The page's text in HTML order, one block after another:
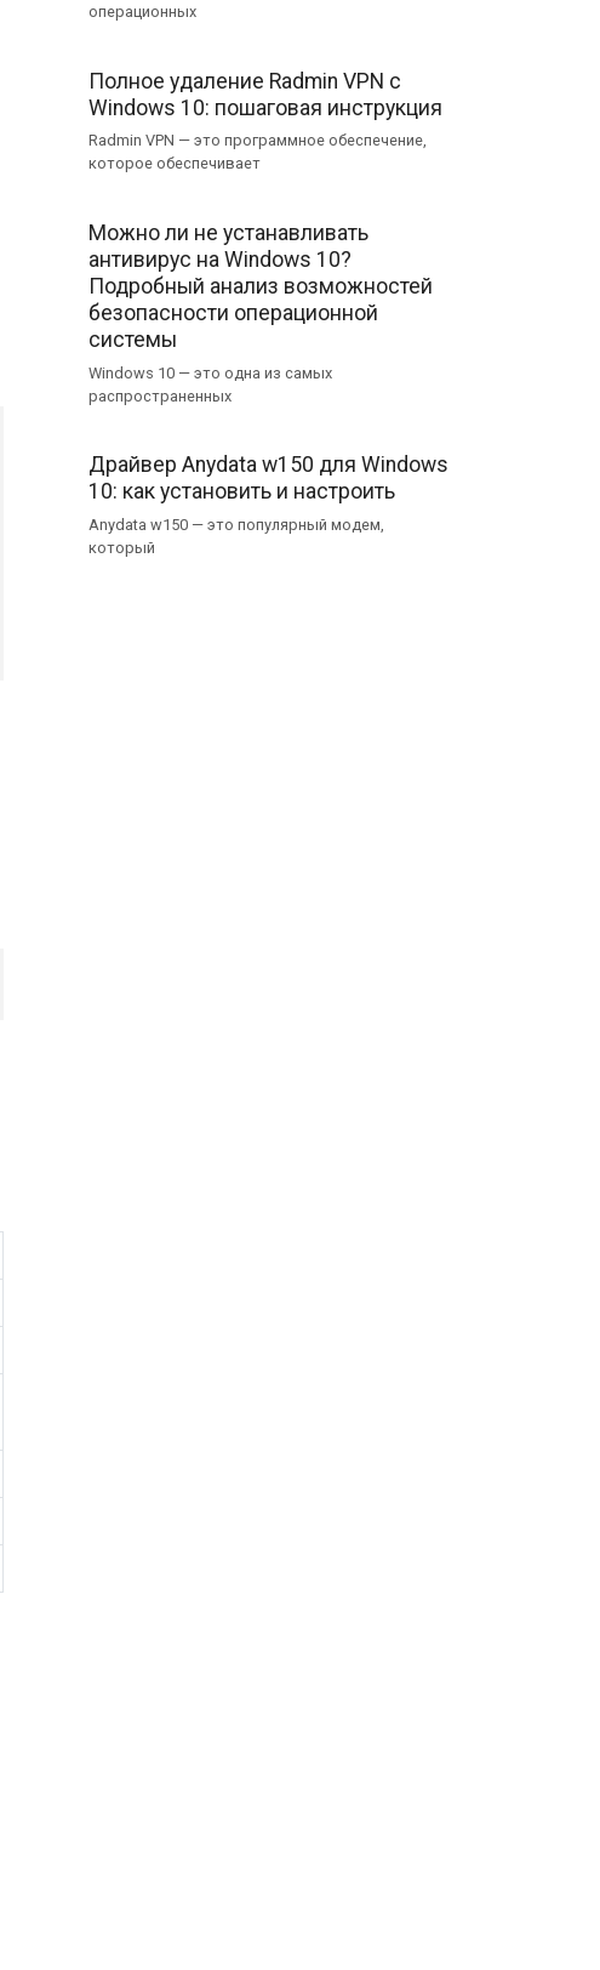
операционных
Полное удаление Radmin VPN с
Windows 10: пошаговая инструкция
Radmin VPN — это программное обеспечение,
которое обеспечивает
Можно ли не устанавливать
антивирус на Windows 10?
Подробный анализ возможностей
безопасности операционной
системы
Windows 10 — это одна из самых
распространенных
Драйвер Anydata w150 для Windows
10: как установить и настроить
Anydata w150 — это популярный модем,
который